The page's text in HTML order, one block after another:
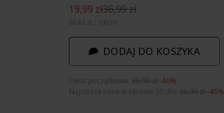
19,99 zł36,99 zł
66,63 zł / 100 ml
Cena początkowa: 36,99 zł -46%
Najniższa cena w okresie 30 dni: 36,99 zł-46%
DODAJ DO KOSZYKA